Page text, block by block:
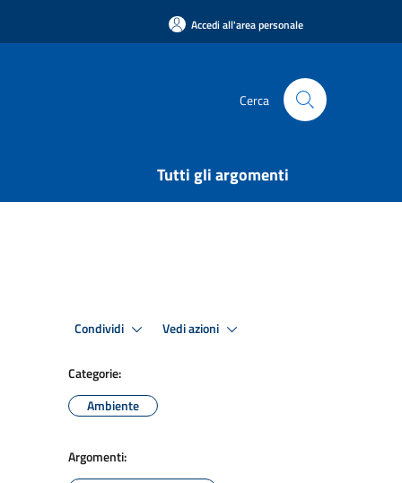
Accedi all'area personale
Cerca
Tutti gli argomenti
Condividi Vedi azioni
Categorie:
Ambiente
Argomenti: